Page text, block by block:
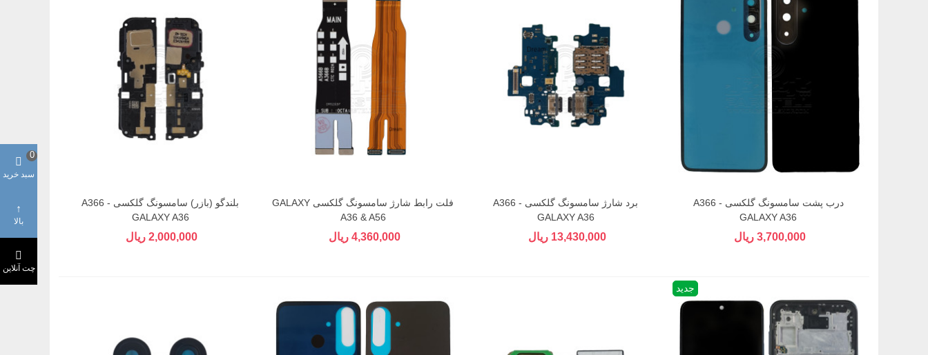
درب پشت سامسونگ گلکسی A366 -
GALAXY A36
3,700,000 ریال
برد شارژ سامسونگ گلکسی A366 -
GALAXY A36
13,430,000 ریال
فلت رابط شارژ سامسونگ گلکسی GALAXY
A36 & A56
4,360,000 ریال
بلندگو (بازر) سامسونگ گلکسی A366 -
GALAXY A36
2,000,000 ریال
جدید
سبد خرید
0
بالا
چت آنلاین